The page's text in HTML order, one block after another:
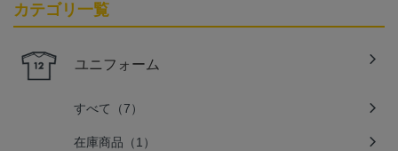
カテゴリ一覧
ユニフォーム
すべて（7）
在庫商品（1）